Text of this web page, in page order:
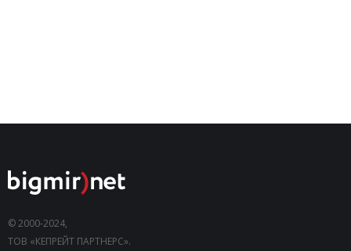
© 2000-2024,
ТОВ «КЕПРЕЙТ ПАРТНЕРС».